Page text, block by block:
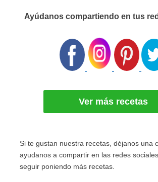
Ayúdanos compartiendo en tus
Ver más recetas
Si te gustan nuestra recetas, déjanos una
ayudanos a compartir en las redes
seguir poniendo más recetas.